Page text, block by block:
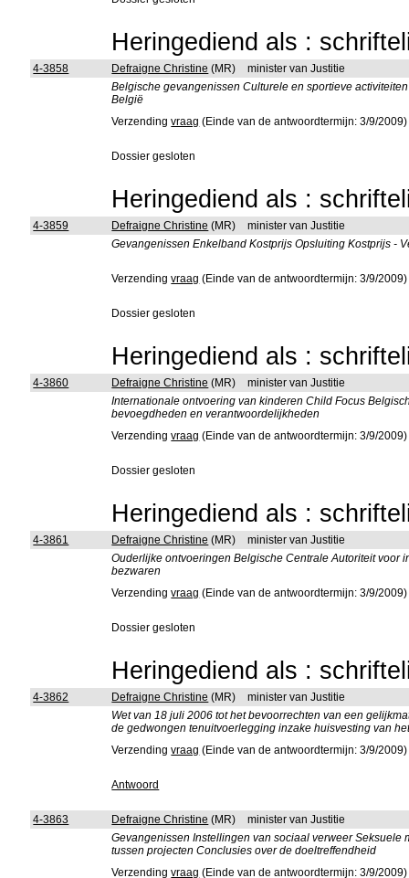
Heringediend als :
4-3858 Defraigne Christine (MR)
minister van Justitie
Belgische gevangenissen Culturele en sportieve
België
Verzendingvraag (Einde van de antwoordtermijn: 3/9/2009)
Dossier gesloten
Heringediend als :
4-3859 Defraigne Christine (MR)
minister van Justitie
Gevangenissen Enkelband Kostprijs Opsluiting Kostprijs -
Verzendingvraag (Einde van de antwoordtermijn: 3/9/2009)
Dossier gesloten
Heringediend als :
4-3860 Defraigne Christine (MR)
minister van Justitie
Internationale ontvoering van kinderen Child Focus
bevoegdheden en verantwoordelijkheden
Verzendingvraag (Einde van de antwoordtermijn: 3/9/2009)
Dossier gesloten
Heringediend als :
4-3861 Defraigne Christine (MR)
minister van Justitie
Ouderlijke ontvoeringen Belgische Centrale Autoriteit
bezwaren
Verzendingvraag (Einde van de antwoordtermijn: 3/9/2009)
Dossier gesloten
Heringediend als :
4-3862 Defraigne Christine (MR)
minister van Justitie
Wet van 18 juli 2006 tot het bevoorrechten van een
de gedwongen tenuitvoerlegging inzake huisvesting van
Verzendingvraag (Einde van de antwoordtermijn: 3/9/2009)
Antwoord
4-3863 Defraigne Christine (MR)
minister van Justitie
Gevangenissen Instellingen van sociaal verweer
tussen projecten Conclusies over de doeltreffendheid
Verzendingvraag (Einde van de antwoordtermijn: 3/9/2009)